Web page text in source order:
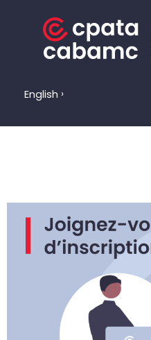
English